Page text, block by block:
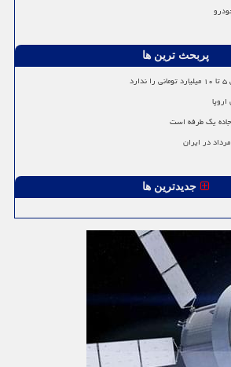
پربحث ترین ها
در ایران
جدیدترین ها